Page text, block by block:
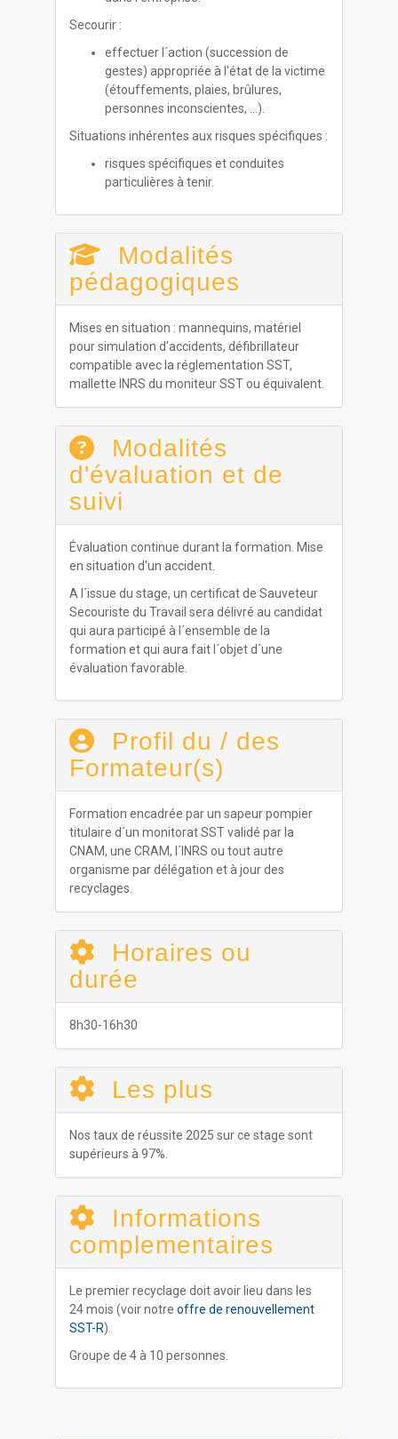
Secourir :
effectuer l´action (succession de
gestes) appropriée à l'état de la victime
(étouffements, plaies, brûlures,
personnes inconscientes, ...).
Situations inhérentes aux risques spécifiques :
risques spécifiques et conduites
particulières à tenir.
Modalités
pédagogiques
Mises en situation : mannequins, matériel
pour simulation d'accidents, défibrillateur
compatible avec la réglementation SST,
mallette INRS du moniteur SST ou équivalent.
Modalités
d'évaluation et de
suivi
Évaluation continue durant la formation. Mise
en situation d'un accident.
A l´issue du stage, un certificat de Sauveteur
Secouriste du Travail sera délivré au candidat
qui aura participé à l´ensemble de la
formation et qui aura fait l´objet d´une
évaluation favorable.
Profil du / des
Formateur(s)
Formation encadrée par un sapeur pompier
titulaire d´un monitorat SST validé par la
CNAM, une CRAM, l´INRS ou tout autre
organisme par délégation et à jour des
recyclages.
Horaires ou
durée
8h30-16h30
Les plus
Nos taux de réussite 2025 sur ce stage sont
supérieurs à 97%.
Informations
complementaires
Le premier recyclage doit avoir lieu dans les
24 mois (voir notreoffre de renouvellement
SST-R).
Groupe de 4 à 10 personnes.